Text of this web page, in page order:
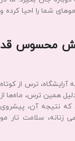
هستید، یا برعکس،
شدن دارند، کوتاهی
اصولی، حرکت و پویایی
فقط می‌خواهید مدل
جان بگیرد. ما در